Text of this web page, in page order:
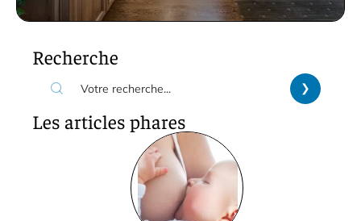
Recherche
Les articles phares